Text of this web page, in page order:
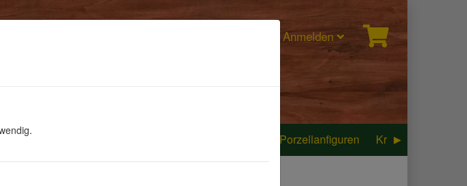
Anmelden
Goebel, Porzellanfiguren Krippe